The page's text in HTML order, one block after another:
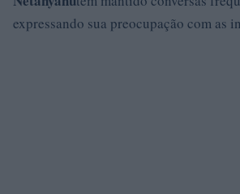
expressando sua preocupação com as